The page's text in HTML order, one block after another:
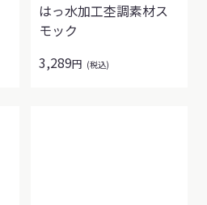
はっ水加工杢調素材ス
モック
3,289円 (税込)